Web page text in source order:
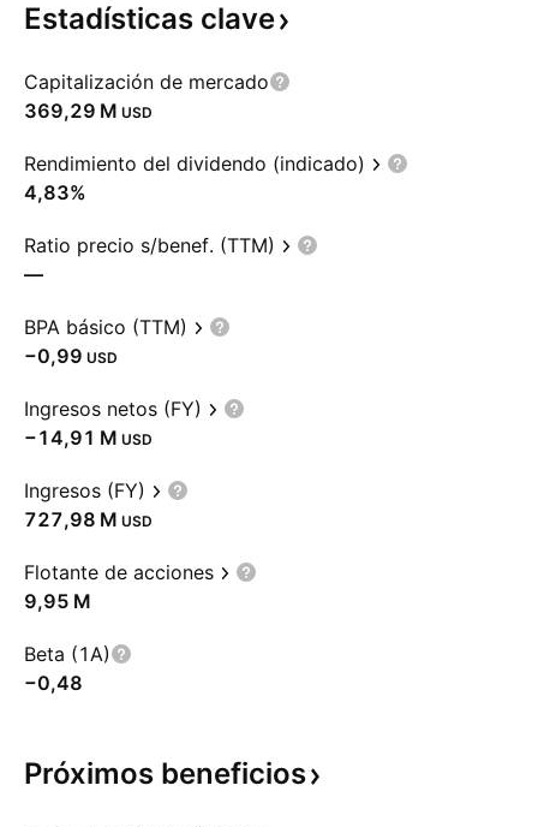
Estadísticas clave
Capitalización de mercado
‪369,29 M‬ USD
Rendimiento del dividendo (indicado)
4,83%
Ratio precio s/benef. (TTM)
—
BPA básico (TTM)
−0,99 USD
Ingresos netos (FY)
‪−14,91 M‬ USD
Ingresos (FY)
‪727,98 M‬ USD
Flotante de acciones
‪9,95 M‬
Beta (1A)
−0,48
Próximos beneficios